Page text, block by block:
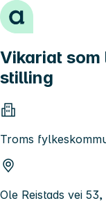
Hopp til innhold
Vikariat
stilling
Troms
Ole Reistads vei